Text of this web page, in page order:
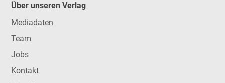
Über unseren Verlag
Mediadaten
Team
Jobs
Kontakt